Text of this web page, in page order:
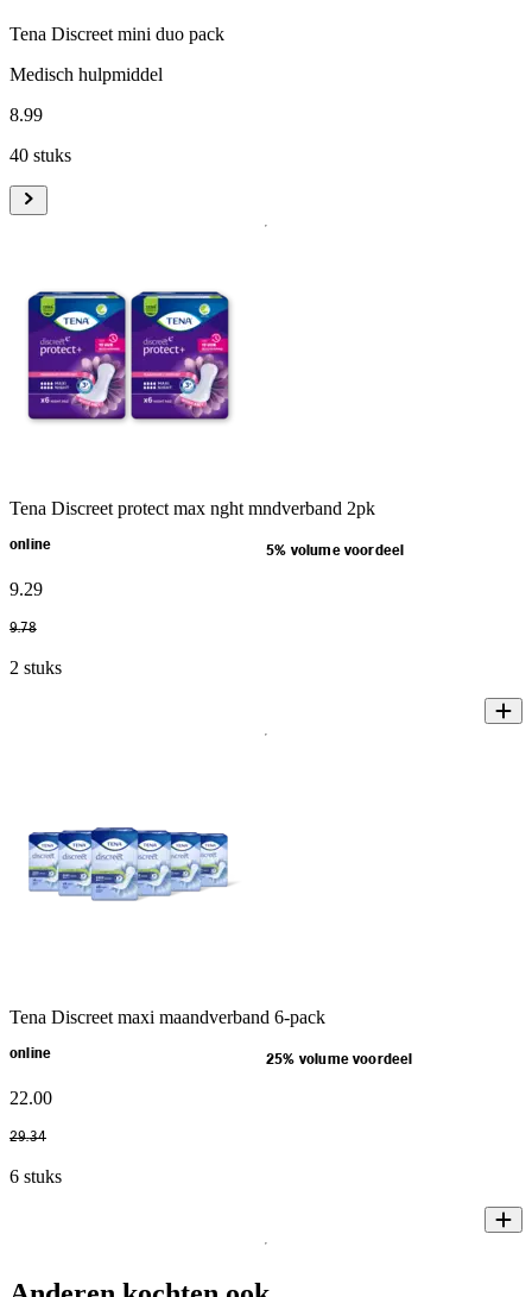
Tena Discreet mini duo pack
Medisch hulpmiddel
8.99
40 stuks
Tena Discreet protect max nght mndverband 2pk
online 5% volume voordeel
9.29
9.78
2 stuks
Tena Discreet maxi maandverband 6-pack
online 25% volume voordeel
22.00
29.34
6 stuks